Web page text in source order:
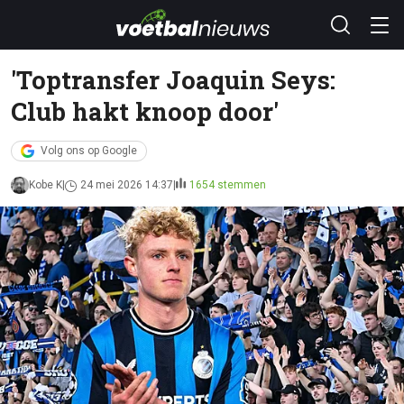
'Toptransfer Joaquin Seys:
Club hakt knoop door'
Volg ons op Google
Kobe K 24 mei 2026 14:37 1654 stemmen